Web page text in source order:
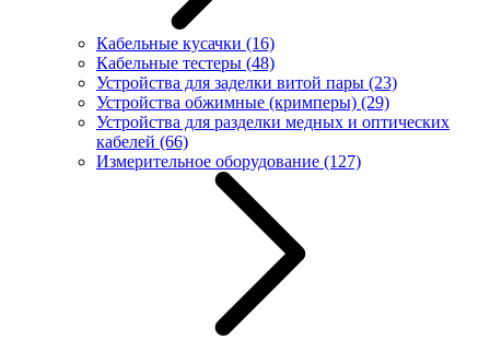
Кабельные кусачки (16)
Кабельные тестеры (48)
Устройства для заделки витой пары (23)
Устройства обжимные (кримперы) (29)
Устройства для разделки медных и оптических
кабелей (66)
Измерительное оборудование (127)